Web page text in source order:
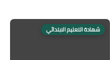
شهادة التعليم الابتدائي